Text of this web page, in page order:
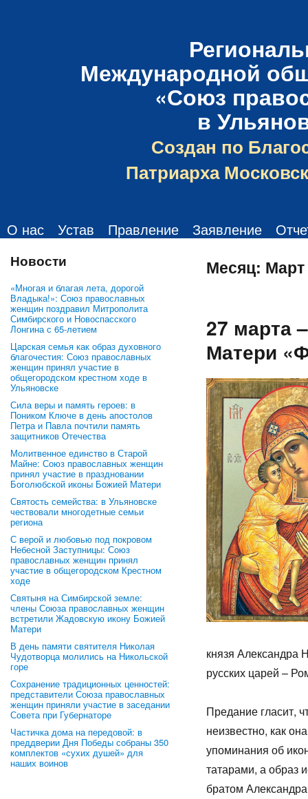
Международной
«Союз
в
Создан по
Патриарха
О нас Устав Правление Заявление
Новости
«Многая и благая лета, дорогой
Владыка!»: Союз православных
женщин поздравил Митрополита
Симбирского и Новоспасского
Лонгина с 65-летием
Царская семья как образ духовного
благочестия: Союз православных
женщин принял участие в
общегородском крестном ходе в
Ульяновске
Сила веры и память героев: в
Поником Ключе в день апостолов
Петра и Павла почтили память
защитников Отечества
Молитвенное единство в Старой
Майне: Союз православных женщин
принял участие в праздновании
Боголюбской иконы Божией Матери
Святость семейства: в Ульяновске
чествовали многодетные семьи
региона
С верой и любовью под покровом
Небесной Заступницы: Союз
православных женщин принял
участие в общегородском Крестном
ходе
Святыня на Симбирской земле:
члены Союза православных женщин
встретили Жадовскую икону Божией
Матери
В день памяти святителя Николая
Чудотворца молились на Никольской
горе
Сохранение традиционных ценностей:
представители Союза православных
женщин приняли участие в заседании
Совета при Губернаторе
Частичка дома на передовой: в
преддверии Дня Победы собраны 350
комплектов «сухих душей» для
наших воинов
Месяц: Март
27 марта
Матери
князя Александра
русских царей –
Предание гласит,
неизвестно, как
упоминания об
татарами, а образ
братом